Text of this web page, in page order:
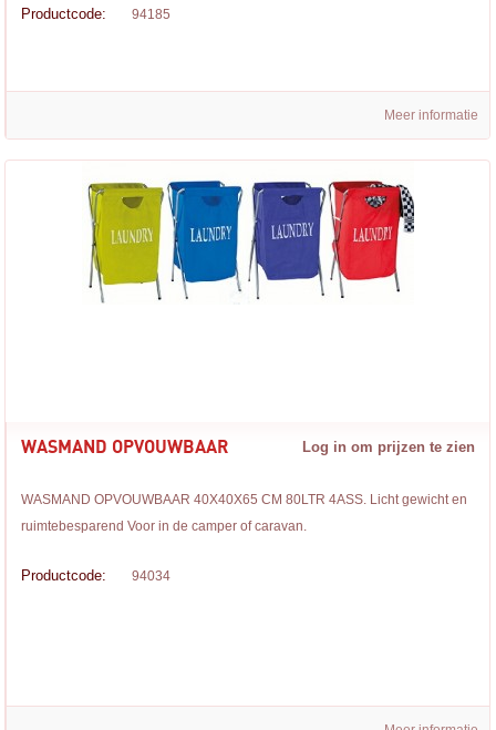
Productcode: 94185
Meer informatie
WASMAND OPVOUWBAAR Log in om prijzen te zien
WASMAND OPVOUWBAAR 40X40X65 CM 80LTR 4ASS. Licht gewicht en
ruimtebesparend Voor in de camper of caravan.
Productcode: 94034